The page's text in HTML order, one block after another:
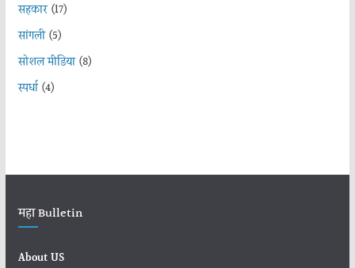
सहकार(17)
सांगली(5)
सोशल मीडिया(8)
स्पर्धा(4)
महा Bulletin
About US